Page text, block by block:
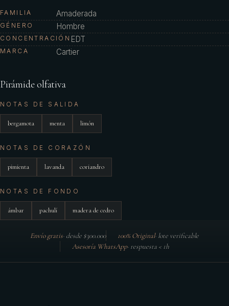
FAMILIA Amaderada
GÉNERO Hombre
CONCENTRACIÓN EDT
MARCA Cartier
Pirámide olfativa
NOTAS DE SALIDA
bergamota menta limón
NOTAS DE CORAZÓN
pimienta lavanda coriandro
NOTAS DE FONDO
ámbar pachulí madera de cedro
Envío gratis· desde $300.000 100% Original· lote verificable
Asesoría WhatsApp· respuesta < 1h